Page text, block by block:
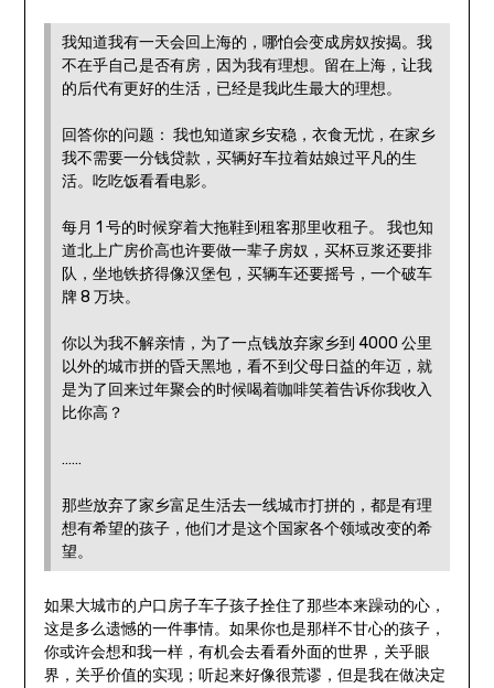
我知道我有一天会回上海的，哪怕会变成房奴按揭。我
不在乎自己是否有房，因为我有理想。留在上海，让我
的后代有更好的生活，已经是我此生最大的理想。
回答你的问题： 我也知道家乡安稳，衣食无忧，在家乡
我不需要一分钱贷款，买辆好车拉着姑娘过平凡的生
活。吃吃饭看看电影。
每月 1 号的时候穿着大拖鞋到租客那里收租子。 我也知
道北上广房价高也许要做一辈子房奴，买杯豆浆还要排
队，坐地铁挤得像汉堡包，买辆车还要摇号，一个破车
牌 8 万块。
你以为我不解亲情，为了一点钱放弃家乡到 4000 公里
以外的城市拼的昏天黑地，看不到父母日益的年迈，就
是为了回来过年聚会的时候喝着咖啡笑着告诉你我收入
比你高？
……
那些放弃了家乡富足生活去一线城市打拼的，都是有理
想有希望的孩子，他们才是这个国家各个领域改变的希
望。
如果大城市的户口房子车子孩子拴住了那些本来躁动的心，
这是多么遗憾的一件事情。如果你也是那样不甘心的孩子，
你或许会想和我一样，有机会去看看外面的世界，关乎眼
界，关乎价值的实现；听起来好像很荒谬，但是我在做决定